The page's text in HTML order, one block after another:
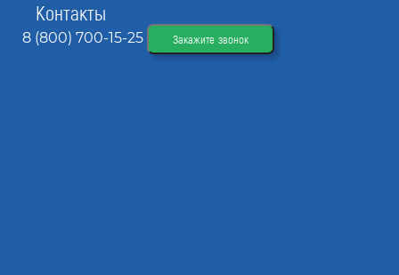
Контакты
8 (800) 700-15-25 Закажите звонок
Бизнес